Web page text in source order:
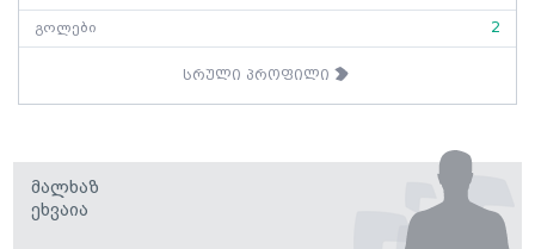
გოლები 2
სრული პროფილი
Მალხაზ
Ეხვაია